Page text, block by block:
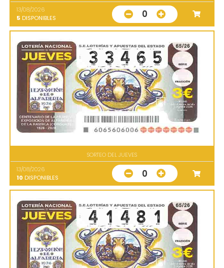
13/08/2026
5 DISPONIBLES 0
SORTEO DEL JUEVES
13/08/2026
10 DISPONIBLES 0